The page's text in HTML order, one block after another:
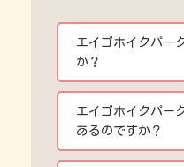
エイゴホイクパー
か？
エイゴホイクパー
あるのですか？